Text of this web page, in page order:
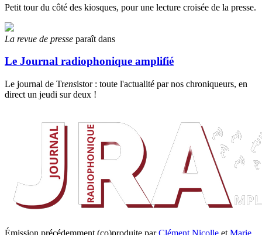
Petit tour du côté des kiosques, pour une lecture croisée de la presse.
La revue de presse paraît dans
Le Journal radiophonique amplifié
Le journal de Trensistor : toute l'actualité par nos chroniqueurs, en
direct un jeudi sur deux !
Émission précédemment (co)produite parClément Nicolle et Marie